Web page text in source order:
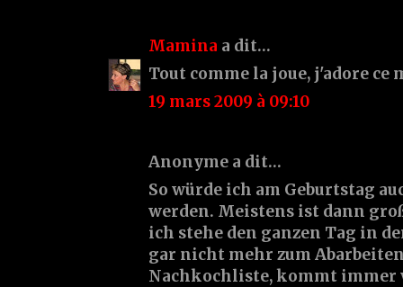
Mamina a dit…
Tout comme la joue, j'adore ce
19 mars 2009 à 09:10
Anonyme a dit…
So würde ich am Geburtstag
werden. Meistens ist dann
ich stehe den ganzen Tag in
gar nicht mehr zum
Nachkochliste, kommt immer